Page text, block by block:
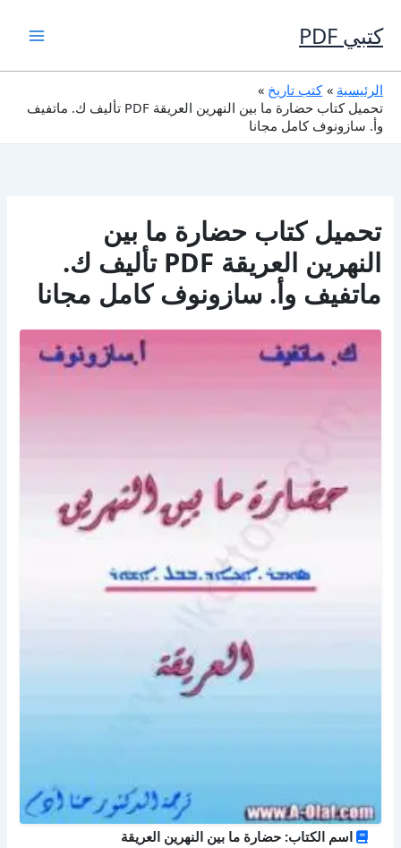
إلى
المحتوى
كتبي PDF
الرئيسية
كتب تاريخ
تحميل كتاب حضارة ما بين النهرين العريقة PDF تأليف ك. ماتفيف
وأ. سازونوف كامل مجانا
تحميل كتاب حضارة ما بين
النهرين العريقة PDF تأليف ك.
ماتفيف وأ. سازونوف كامل مجانا
اسم الكتاب: حضارة ما بين النهرين العريقة